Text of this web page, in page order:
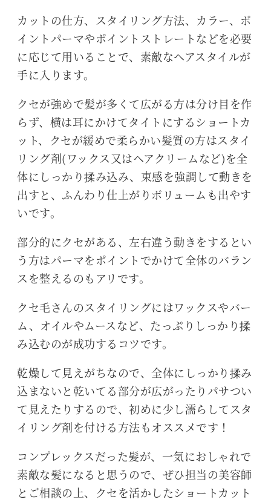
カットの仕方、スタイリング方法、カラー、ポ
イントパーマやポイントストレートなどを必要
に応じて用いることで、素敵なヘアスタイルが
手に入ります。
クセが強めで髪が多くて広がる方は分け目を作
らず、横は耳にかけてタイトにするショートカ
ット、クセが緩めで柔らかい髪質の方はスタイ
リング剤(ワックス又はヘアクリームなど)を全
体にしっかり揉み込み、束感を強調して動きを
出すと、ふんわり仕上がりボリュームも出やす
いです。
部分的にクセがある、左右違う動きをするとい
う方はパーマをポイントでかけて全体のバラン
スを整えるのもアリです。
クセ毛さんのスタイリングにはワックスやバー
ム、オイルやムースなど、たっぷりしっかり揉
み込むのが成功するコツです。
乾燥して見えがちなので、全体にしっかり揉み
込まないと乾いてる部分が広がったりパサつい
て見えたりするので、初めに少し濡らしてスタ
イリング剤を付ける方法もオススメです！
コンプレックスだった髪が、一気におしゃれで
素敵な髪になると思うので、ぜひ担当の美容師
とご相談の上、クセを活かしたショートカット